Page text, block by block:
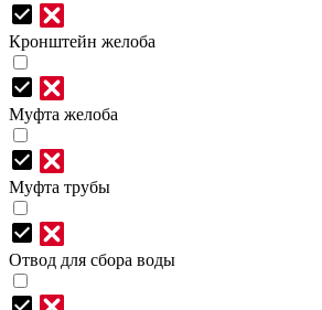
Кронштейн желоба
Муфта желоба
Муфта трубы
Отвод для сбора воды